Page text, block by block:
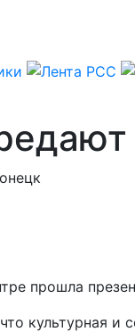
прошла
культурная